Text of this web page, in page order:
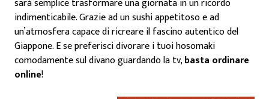
sarà semplice trasformare una giornata in un ricordo
indimenticabile. Grazie ad un sushi appetitoso e ad
un’atmosfera capace di ricreare il fascino autentico del
Giappone. E se preferisci divorare i tuoi hosomaki
comodamente sul divano guardando la tv,basta ordinare
online!